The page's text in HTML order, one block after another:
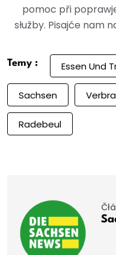
pomoc při
słužby. Pisajće nam
Temy : Essen Und
Sachsen
Radebeul